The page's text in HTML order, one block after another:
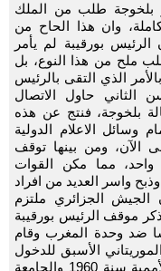
بلخوجة طلب من الملك
وان هذا الحاح من
الرئيس بورقيبة لم يأمر
ملح من هذا النوع، بل
الذي التقى بالرئيس
الثاني حاول الاتصال
بلخوجة، فنتج عن هذه
وسائل الاعلام الدولية
الآن، ومن بينها توقف
واحد، مما مكن القوات
واسر العديد من افراد
الجيش الجزائري ملتزم
موقف الرئيس بورقيبة
ضد وحدة المغرب وقام
الأسبق للدخول
الى الأمم المتحدة كعضو في المنظمة الأممية سنة 1960 والجامعة